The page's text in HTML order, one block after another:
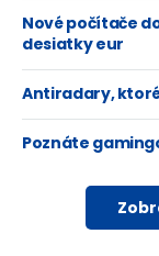
Nové počítače
desiatky eur
Antiradary,
Poznáte